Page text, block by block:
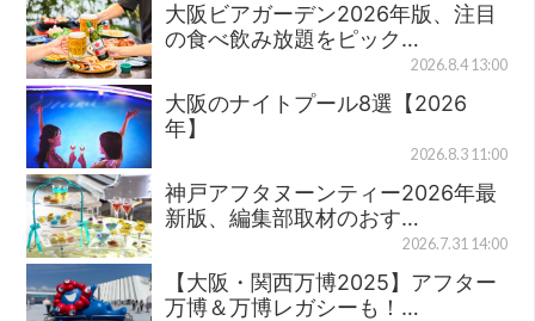
大阪ビアガーデン2026年版、注目
の食べ飲み放題をピック…
2026.8.4 13:00
大阪のナイトプール8選【2026
年】
2026.8.3 11:00
神戸アフタヌーンティー2026年最
新版、編集部取材のおす…
2026.7.31 14:00
【大阪・関西万博2025】アフター
万博＆万博レガシーも！…